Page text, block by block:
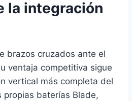
la integración
brazos cruzados ante el
ventaja competitiva sigue
vertical más completa del
propias baterías Blade,